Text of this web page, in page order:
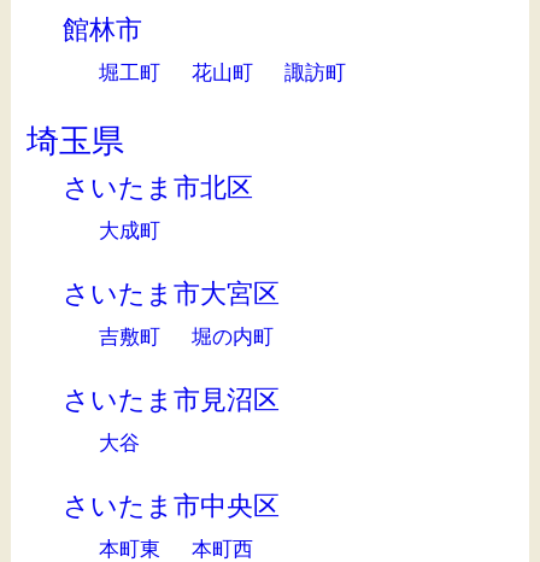
館林市
堀工町 花山町 諏訪町
埼玉県
さいたま市北区
大成町
さいたま市大宮区
吉敷町 堀の内町
さいたま市見沼区
大谷
さいたま市中央区
本町東 本町西